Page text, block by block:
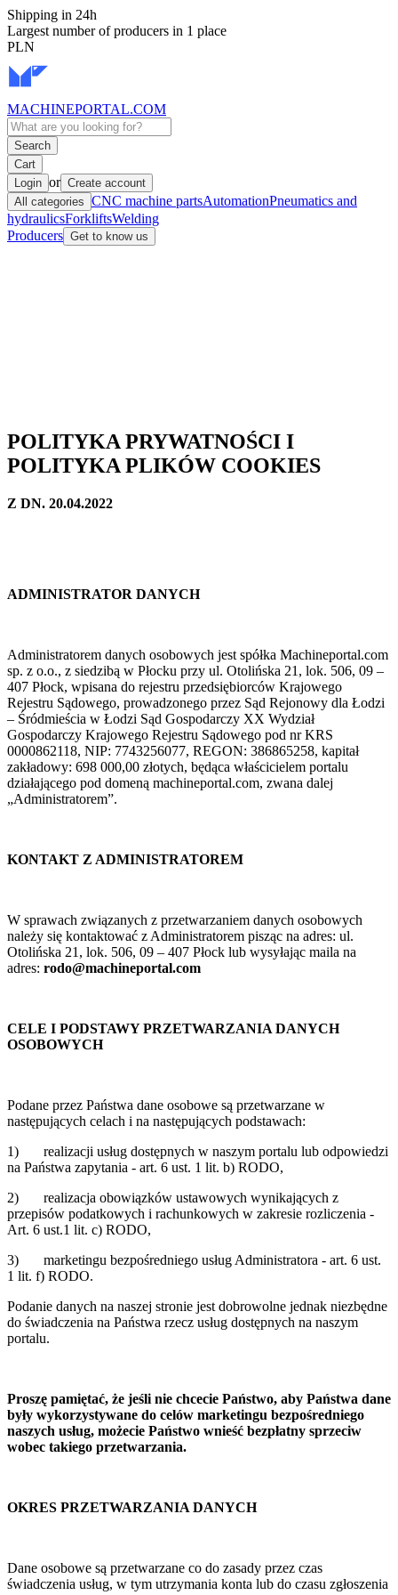
Shipping in 24h
Largest number of producers in 1 place
PLN
MACHINEPORTAL.COM
Search
Cart
Login or Create account
All categories CNC machine partsAutomationPneumatics and
hydraulicsForkliftsWelding
Producers Get to know us
POLITYKA PRYWATNOŚCI I
POLITYKA PLIKÓW COOKIES
Z DN. 20.04.2022
ADMINISTRATOR DANYCH
Administratorem danych osobowych jest spółka Machineportal.com
sp. z o.o., z siedzibą w Płocku przy ul. Otolińska 21, lok. 506, 09 –
407 Płock, wpisana do rejestru przedsiębiorców Krajowego
Rejestru Sądowego, prowadzonego przez Sąd Rejonowy dla Łodzi
– Śródmieścia w Łodzi Sąd Gospodarczy XX Wydział
Gospodarczy Krajowego Rejestru Sądowego pod nr KRS
0000862118, NIP: 7743256077, REGON: 386865258, kapitał
zakładowy: 698 000,00 złotych, będąca właścicielem portalu
działającego pod domeną machineportal.com, zwana dalej
„Administratorem”.
KONTAKT Z ADMINISTRATOREM
W sprawach związanych z przetwarzaniem danych osobowych
należy się kontaktować z Administratorem pisząc na adres: ul.
Otolińska 21, lok. 506, 09 – 407 Płock lub wysyłając maila na
adres: rodo@machineportal.com
CELE I PODSTAWY PRZETWARZANIA DANYCH
OSOBOWYCH
Podane przez Państwa dane osobowe są przetwarzane w
następujących celach i na następujących podstawach:
1) realizacji usług dostępnych w naszym portalu lub odpowiedzi
na Państwa zapytania - art. 6 ust. 1 lit. b) RODO,
2) realizacja obowiązków ustawowych wynikających z
przepisów podatkowych i rachunkowych w zakresie rozliczenia -
Art. 6 ust.1 lit. c) RODO,
3) marketingu bezpośredniego usług Administratora - art. 6 ust.
1 lit. f) RODO.
Podanie danych na naszej stronie jest dobrowolne jednak niezbędne
do świadczenia na Państwa rzecz usług dostępnych na naszym
portalu.
Proszę pamiętać, że jeśli nie chcecie Państwo, aby Państwa dane
były wykorzystywane do celów marketingu bezpośredniego
naszych usług, możecie Państwo wnieść bezpłatny sprzeciw
wobec takiego przetwarzania.
OKRES PRZETWARZANIA DANYCH
Dane osobowe są przetwarzane co do zasady przez czas
świadczenia usług, w tym utrzymania konta lub do czasu zgłoszenia